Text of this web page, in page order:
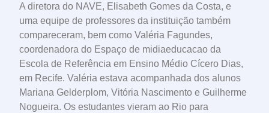
A diretora do NAVE, Elisabeth Gomes da Costa, e
uma equipe de professores da instituição também
compareceram, bem como Valéria Fagundes,
coordenadora do Espaço de midiaeducacao da
Escola de Referência em Ensino Médio Cícero Dias,
em Recife. Valéria estava acompanhada dos alunos
Mariana Gelderplom, Vitória Nascimento e Guilherme
Nogueira. Os estudantes vieram ao Rio para